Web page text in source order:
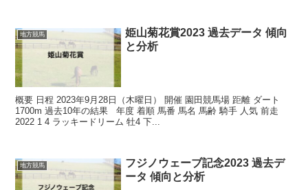
地方競馬
姫山菊花賞2023 過去データ 傾向
と分析
概要 日程 2023年9月28日（木曜日） 開催 園田競馬場 距離 ダート
1700m 過去10年の結果 年度 着順 馬番 馬名 馬齢 騎手 人気 前走
2022 1 4 ラッキードリーム 牡4 下...
地方競馬
フジノウェーブ記念2023 過去デ
ータ 傾向と分析